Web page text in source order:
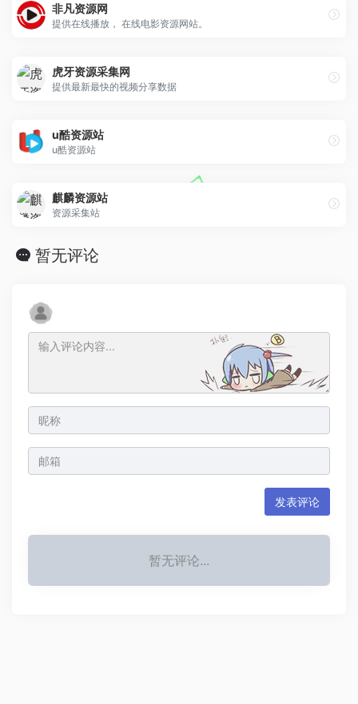
非凡资源网
提供在线播放， 在线电影资源网站。
虎牙资源采集网
提供最新最快的视频分享数据
u酷资源站
u酷资源站
麒麟资源站
资源采集站
暂无评论
发表评论
暂无评论...